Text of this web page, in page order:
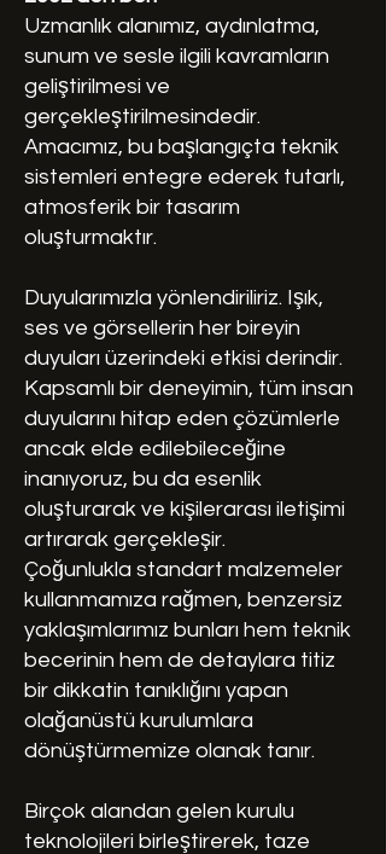
Uzmanlık alanımız, aydınlatma,
sunum ve sesle ilgili kavramların
geliştirilmesi ve
gerçekleştirilmesindedir.
Amacımız, bu başlangıçta teknik
sistemleri entegre ederek tutarlı,
atmosferik bir tasarım
oluşturmaktır.
Duyularımızla yönlendiriliriz. Işık,
ses ve görsellerin her bireyin
duyuları üzerindeki etkisi derindir.
Kapsamlı bir deneyimin, tüm insan
duyularını hitap eden çözümlerle
ancak elde edilebileceğine
inanıyoruz, bu da esenlik
oluşturarak ve kişilerarası iletişimi
artırarak gerçekleşir.
Çoğunlukla standart malzemeler
kullanmamıza rağmen, benzersiz
yaklaşımlarımız bunları hem teknik
becerinin hem de detaylara titiz
bir dikkatin tanıklığını yapan
olağanüstü kurulumlara
dönüştürmemize olanak tanır.
Birçok alandan gelen kurulu
teknolojileri birleştirerek, taze